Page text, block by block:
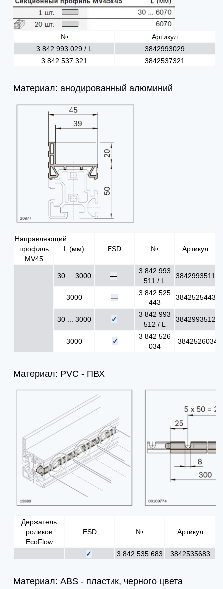
№
Артикул
3 842 993 029 / L
3842993029
3 842 537 321
3842537321
Материал: анодированный алюминий
Направляющий
профиль
MV45
L (мм) ESD № Артикул
30 ... 3000 —
3 842 993
511 / L
3842993511
3000 —
3 842 525
443
3842525443
30 ... 3000 ✓
3 842 993
512 / L
3842993512
3000 ✓
3 842 526
034
3842526034
Материал: PVC - ПВХ
Держатель
роликов
EcoFlow
ESD № Артикул
✓ 3 842 535 683 3842535683
Материал: ABS - пластик, черного цвета